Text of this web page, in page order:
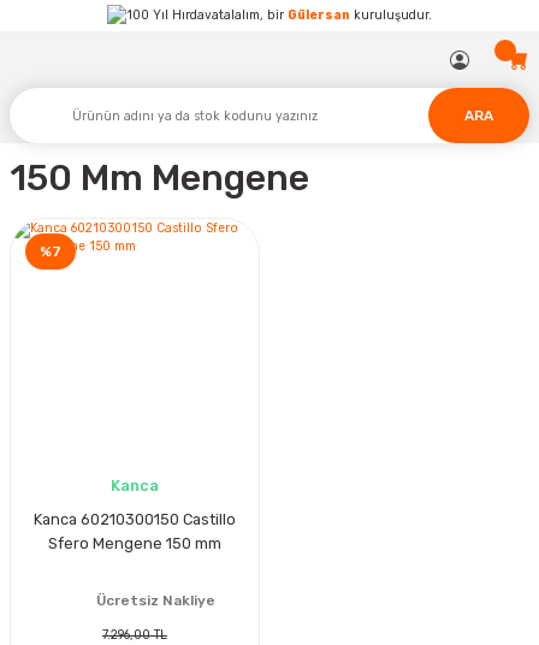
Hırdavatalalım, bir Gülersan kuruluşudur.
ARA
150 Mm Mengene
%7
Kanca
Kanca 60210300150 Castillo
Sfero Mengene 150 mm
Ücretsiz Nakliye
7.296,00 TL